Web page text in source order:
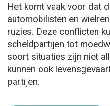
Het komt vaak voor dat
automobilisten en
ruzies. Deze conflicten
scheldpartijen tot
soort situaties zijn niet
kunnen ook
partijen.